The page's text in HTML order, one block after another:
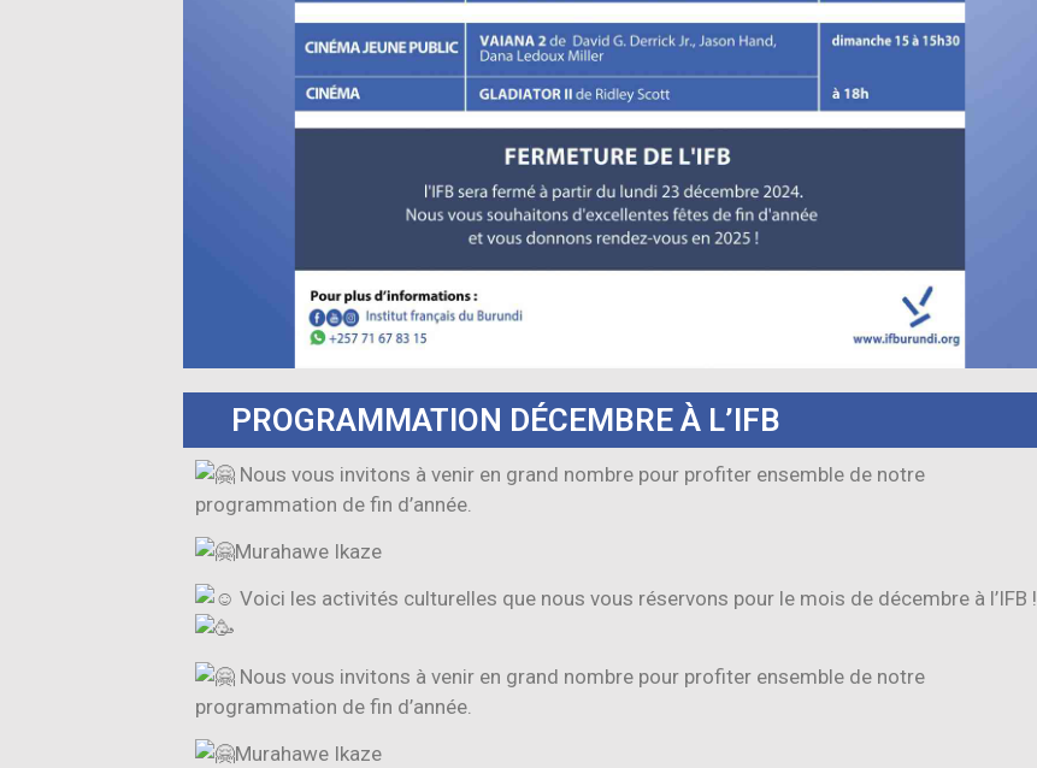
PROGRAMMATION DÉCEMBRE À L’IFB
Nous vous invitons à venir en grand nombre pour profiter ensemble de notre
programmation de fin d’année.
Murahawe Ikaze
Voici les activités culturelles que nous vous réservons pour le mois de décembre à l’IFB !
Nous vous invitons à venir en grand nombre pour profiter ensemble de notre
programmation de fin d’année.
Murahawe Ikaze